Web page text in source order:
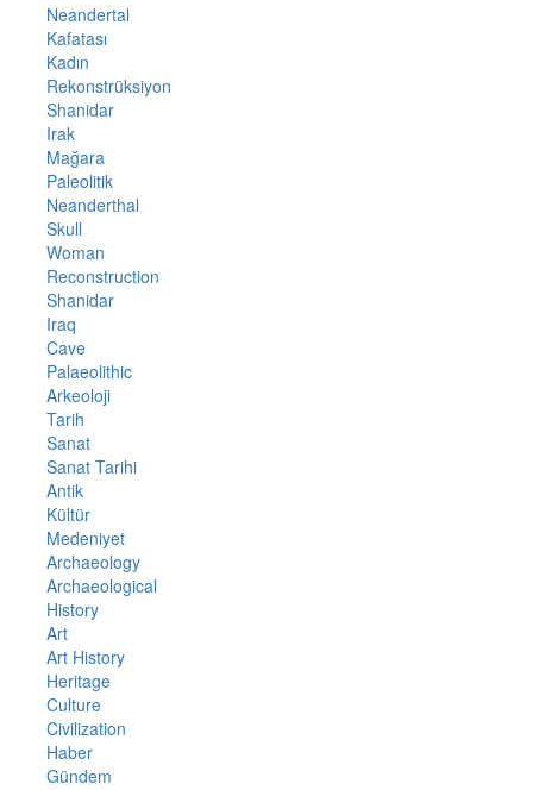
Neandertal
Kafatası
Kadın
Rekonstrüksiyon
Shanidar
Irak
Mağara
Paleolitik
Neanderthal
Skull
Woman
Reconstruction
Shanidar
Iraq
Cave
Palaeolithic
Arkeoloji
Tarih
Sanat
Sanat Tarihi
Antik
Kültür
Medeniyet
Archaeology
Archaeological
History
Art
Art History
Heritage
Culture
Civilization
Haber
Gündem